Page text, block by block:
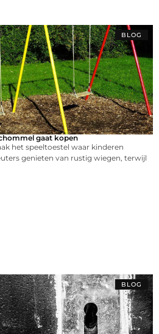
BLOG
gaat kopen
het speeltoestel waar kinderen
genieten van rustig wiegen, terwijl
BLOG